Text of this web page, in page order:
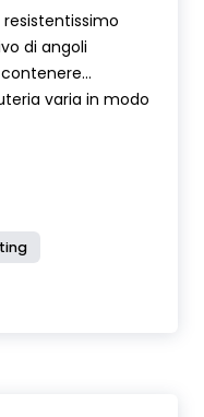
di angoli
varia in modo
un vero e
sia per la pesca
cm 39x28.
regolabile